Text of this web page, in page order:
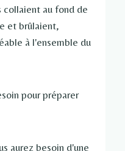
au fond de
et brûlaient,
à l'ensemble du
pour préparer
aurez besoin d'une